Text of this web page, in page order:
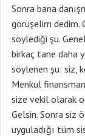
Sonra bana
görüşelim dedim.
söylediği şu.
birkaç tane daha
söylenen şu: siz,
Menkul
size vekil olarak o
Gelsin. Sonra siz
uyguladığı tüm